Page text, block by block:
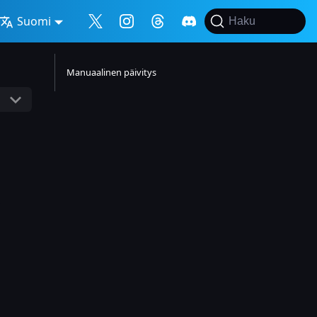
Suomi Haku
Manuaalinen päivitys